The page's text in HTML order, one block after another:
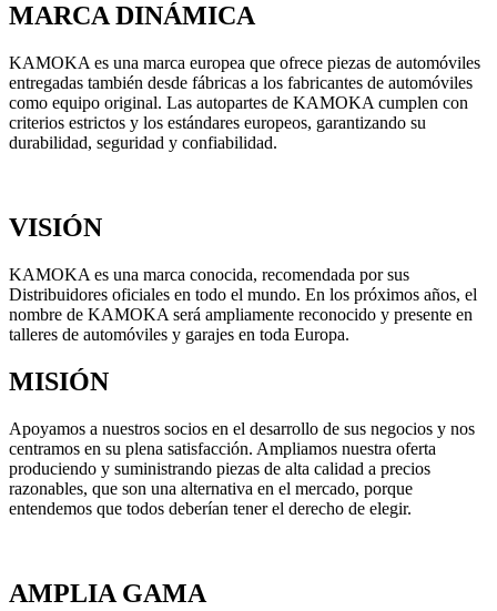
MARCA DINÁMICA
KAMOKA es una marca europea que ofrece piezas de automóviles
entregadas también desde fábricas a los fabricantes de automóviles
como equipo original. Las autopartes de KAMOKA cumplen con
criterios estrictos y los estándares europeos, garantizando su
durabilidad, seguridad y confiabilidad.
VISIÓN
KAMOKA es una marca conocida, recomendada por sus
Distribuidores oficiales en todo el mundo. En los próximos años, el
nombre de KAMOKA será ampliamente reconocido y presente en
talleres de automóviles y garajes en toda Europa.
MISIÓN
Apoyamos a nuestros socios en el desarrollo de sus negocios y nos
centramos en su plena satisfacción. Ampliamos nuestra oferta
produciendo y suministrando piezas de alta calidad a precios
razonables, que son una alternativa en el mercado, porque
entendemos que todos deberían tener el derecho de elegir.
AMPLIA GAMA